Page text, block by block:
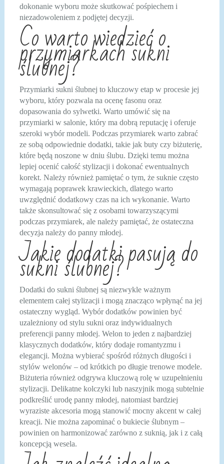
dokonanie wyboru może skutkować pośpiechem i
niezadowoleniem z podjętej decyzji.
Co warto wiedzieć o
przymiarkach sukni
ślubnej?
Przymiarki sukni ślubnej to kluczowy etap w procesie jej
wyboru, który pozwala na ocenę fasonu oraz
dopasowania do sylwetki. Warto umówić się na
przymiarki w salonie, który ma dobrą reputację i oferuje
szeroki wybór modeli. Podczas przymiarek warto zabrać
ze sobą odpowiednie dodatki, takie jak buty czy biżuterię,
które będą noszone w dniu ślubu. Dzięki temu można
lepiej ocenić całość stylizacji i dokonać ewentualnych
korekt. Należy również pamiętać o tym, że suknie często
wymagają poprawek krawieckich, dlatego warto
uwzględnić dodatkowy czas na ich wykonanie. Warto
także skonsultować się z osobami towarzyszącymi
podczas przymiarek, ale należy pamiętać, że ostateczna
decyzja należy do panny młodej.
Jakie dodatki pasują do
sukni ślubnej?
Dodatki do sukni ślubnej są niezwykle ważnym
elementem całej stylizacji i mogą znacząco wpłynąć na jej
ostateczny wygląd. Wybór dodatków powinien być
uzależniony od stylu sukni oraz indywidualnych
preferencji panny młodej. Welon to jeden z najbardziej
klasycznych dodatków, który dodaje romantyzmu i
elegancji. Można wybierać spośród różnych długości i
stylów welonów – od krótkich po długie trenowe modele.
Biżuteria również odgrywa kluczową rolę w uzupełnieniu
stylizacji. Delikatne kolczyki lub naszyjnik mogą subtelnie
podkreślić urodę panny młodej, natomiast bardziej
wyraziste akcesoria mogą stanowić mocny akcent w całej
kreacji. Nie można zapominać o bukiecie ślubnym –
powinien on harmonizować zarówno z suknią, jak i z całą
koncepcją wesela.